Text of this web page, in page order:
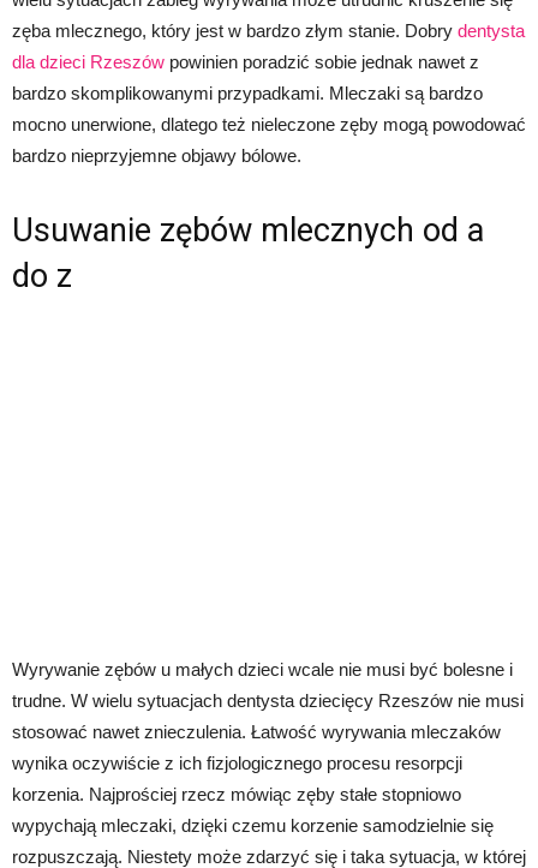
zęba mlecznego, który jest w bardzo złym stanie. Dobry dentysta
dla dzieci Rzeszów powinien poradzić sobie jednak nawet z
bardzo skomplikowanymi przypadkami. Mleczaki są bardzo
mocno unerwione, dlatego też nieleczone zęby mogą powodować
bardzo nieprzyjemne objawy bólowe.
Usuwanie zębów mlecznych od a
do z
Wyrywanie zębów u małych dzieci wcale nie musi być bolesne i
trudne. W wielu sytuacjach dentysta dziecięcy Rzeszów nie musi
stosować nawet znieczulenia. Łatwość wyrywania mleczaków
wynika oczywiście z ich fizjologicznego procesu resorpcji
korzenia. Najprościej rzecz mówiąc zęby stałe stopniowo
wypychają mleczaki, dzięki czemu korzenie samodzielnie się
rozpuszczają. Niestety może zdarzyć się i taka sytuacja, w której